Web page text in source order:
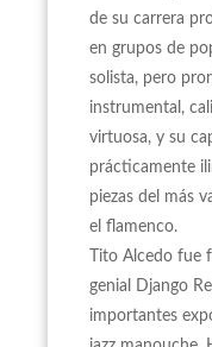
de su carrera
en grupos de
solista, pero
instrumental,
virtuosa, y su
prácticamente
piezas del más
el flamenco.
Tito Alcedo fue
genial Django
importantes